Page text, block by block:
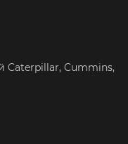
Caterpillar, Cummins,